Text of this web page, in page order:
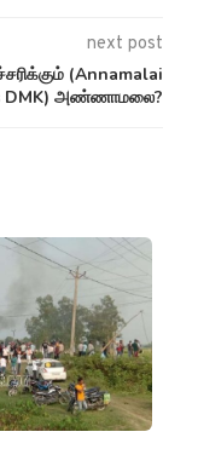
next post
(Annamalai
DMK) அண்ணாமலை?